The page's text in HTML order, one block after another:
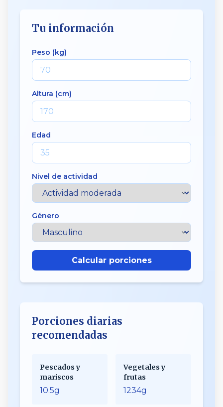
Tu información
Peso (kg)
Altura (cm)
Edad
Nivel de actividad
Género
Calcular porciones
Porciones diarias
recomendadas
Pescados y
mariscos
10.5g
Vegetales y
frutas
1234g